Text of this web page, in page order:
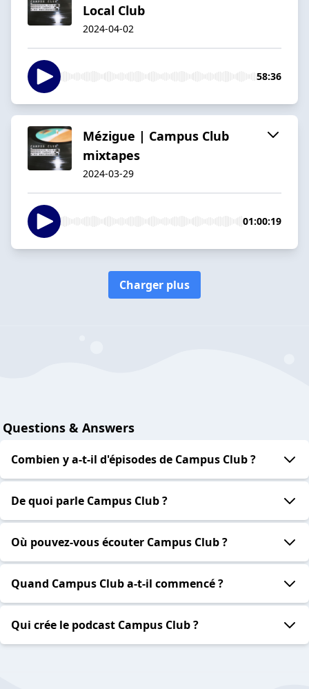
Local Club
2024-04-02
58:36
Mézigue | Campus Club
mixtapes
2024-03-29
01:00:19
Charger plus
Questions & Answers
Combien y a-t-il d'épisodes de Campus Club ?
De quoi parle Campus Club ?
Où pouvez-vous écouter Campus Club ?
Quand Campus Club a-t-il commencé ?
Qui crée le podcast Campus Club ?